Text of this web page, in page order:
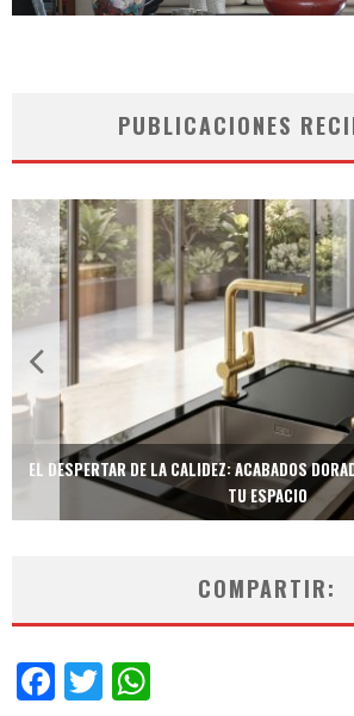
PUBLICACIONES
EL DESPERTAR DE LA CALIDEZ: ACABADOS
TU ESPACIO
COMPARTIR:
Facebook
Twitter